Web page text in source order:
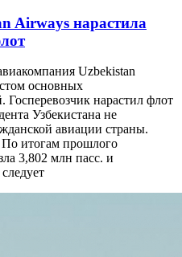
Airways нарастила
Uzbekistan
основных
Госперевозчик нарастил флот
Узбекистана не
авиации страны.
По итогам прошлого
3,802 млн пасс. и